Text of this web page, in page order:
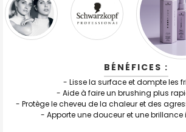
BÉNÉFICES :
- Lisse la surface et dompte les
- Aide à faire un brushing plus
- Protège le cheveu de la chaleur et des
- Apporte une douceur et une